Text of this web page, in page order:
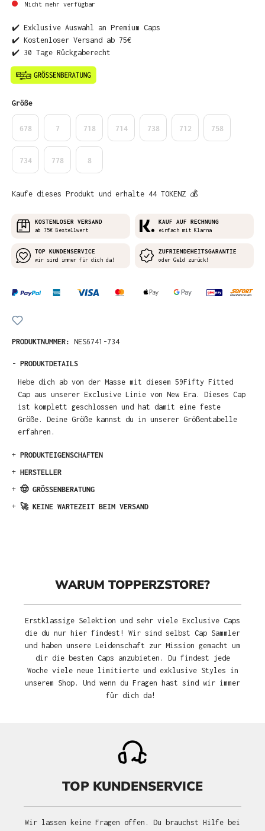
Nicht mehr verfügbar
✔️ Exklusive Auswahl an Premium Caps
✔️ Kostenloser Versand ab 75€
✔️ 30 Tage Rückgaberecht
Größeauswählen
678 7 718 714 738 712 758
734 778 8
Kaufe dieses Produkt und erhalte 44 TOKENZ 💰
KOSTENLOSER VERSAND
ab 75€ Bestellwert
KAUF AUF RECHNUNG
einfach mit Klarna
TOP KUNDENSERVICE
wir sind immer für dich da!
ZUFRIENDEHEITSGARANTIE
oder Geld zurück!
PRODUKTNUMMER: NES6741-734
- PRODUKTDETAILS
Hebe dich ab von der Masse mit diesem 59Fifty Fitted
Cap aus unserer Exclusive Linie von New Era. Dieses Cap
ist komplett geschlossen und hat damit eine feste
Größe. Deine Größe kannst du in unserer Größentabelle
erfahren.
+ PRODUKTEIGENSCHAFTEN
+ HERSTELLER
+ 🤠 GRÖSSENBERATUNG
+ 🚀 KEINE WARTEZEIT BEIM VERSAND
WARUM TOPPERZSTORE?
Erstklassige Selektion und sehr viele Exclusive Caps
die du nur hier findest! Wir sind selbst Cap Sammler
und haben unsere Leidenschaft zur Mission gemacht um
dir die besten Caps anzubieten. Du findest jede
Woche viele neue limitierte und exklusive Styles in
unserem Shop. Und wenn du Fragen hast sind wir immer
für dich da!
TOP KUNDENSERVICE
Wir lassen keine Fragen offen. Du brauchst Hilfe bei